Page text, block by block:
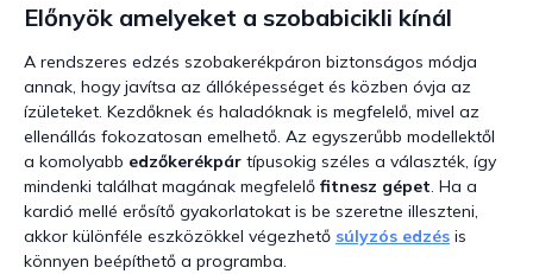
í
t
á
s
e
l
e
m
e
i
Előnyök amelyeket a szobabicikli kínál
A rendszeres edzés szobakerékpáron biztonságos módja
annak, hogy javítsa az állóképességet és közben óvja az
ízületeket. Kezdőknek és haladóknak is megfelelő, mivel az
ellenállás fokozatosan emelhető. Az egyszerűbb modellektől
a komolyabb edzőkerékpár típusokig széles a választék, így
mindenki találhat magának megfelelő fitnesz gépet. Ha a
kardió mellé erősítő gyakorlatokat is be szeretne illeszteni,
akkor különféle eszközökkel végezhető súlyzós edzés is
könnyen beépíthető a programba.